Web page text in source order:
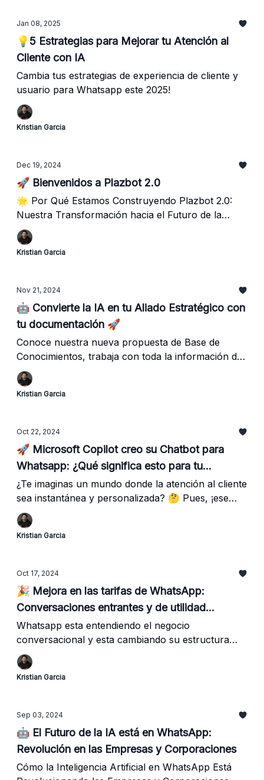
Jan 08, 2025
💡5 Estrategias para Mejorar tu Atención al
Cliente con IA
Cambia tus estrategias de experiencia de cliente y
usuario para Whatsapp este 2025!
Kristian Garcia
Dec 19, 2024
🚀 Bienvenidos a Plazbot 2.0
🌟 Por Qué Estamos Construyendo Plazbot 2.0:
Nuestra Transformación hacia el Futuro de la
atención al cliente!.
Kristian Garcia
Nov 21, 2024
🤖 Convierte la IA en tu Aliado Estratégico con
tu documentación 🚀
Conoce nuestra nueva propuesta de Base de
Conocimientos, trabaja con toda la información de
tu empresa para que tu IA responda lo que
necesites.
Kristian Garcia
Oct 22, 2024
🚀 Microsoft Copilot creo su Chatbot para
Whatsapp: ¿Qué significa esto para tu
empresa?
¿Te imaginas un mundo donde la atención al cliente
sea instantánea y personalizada? 🤔 Pues, ¡ese
mundo ya es una realidad! Si Microsoft lo hace
debemos de seguirlo.
Kristian Garcia
Oct 17, 2024
🎉 Mejora en las tarifas de WhatsApp:
Conversaciones entrantes y de utilidad
gratuitas
Whatsapp esta entendiendo el negocio
conversacional y esta cambiando su estructura
comercial.
Kristian Garcia
Sep 03, 2024
🤖 El Futuro de la IA está en WhatsApp:
Revolución en las Empresas y Corporaciones
Cómo la Inteligencia Artificial en WhatsApp Está